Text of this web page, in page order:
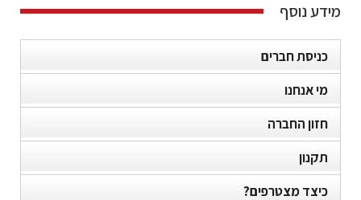
מידע נוסף
כניסת חברים
מי אנחנו
חזון החברה
תקנון
כיצד מצטרפים?